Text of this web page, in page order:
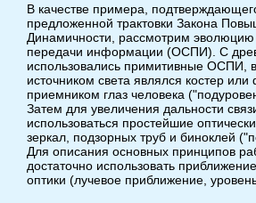
В качестве примера,
предложенной трактовки Закона
Динамичности, рассмотрим эволюцию
передачи информации (ОСПИ). С
использовались примитивные ОСПИ,
источником света являлся костер или
приемником глаз человека
Затем для увеличения дальности
использоваться простейшие
зеркал, подзорных труб и биноклей
Для описания основных принципов
достаточно использовать
оптики (лучевое приближение,